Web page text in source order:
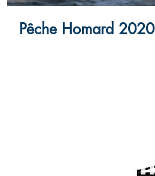
Pêche Homard 2020